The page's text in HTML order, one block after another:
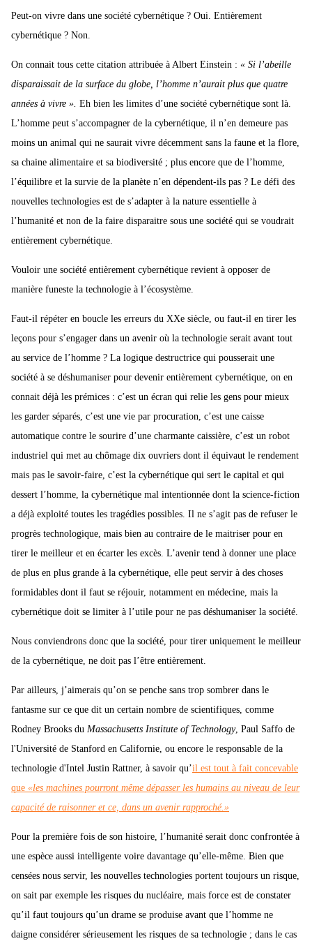
Peut-on vivre dans une société cybernétique ? Oui. Entièrement
cybernétique ? Non.
On connait tous cette citation attribuée à Albert Einstein : « Si l’abeille
disparaissait de la surface du globe, l’homme n’aurait plus que quatre
années à vivre ». Eh bien les limites d’une société cybernétique sont là.
L’homme peut s’accompagner de la cybernétique, il n’en demeure pas
moins un animal qui ne saurait vivre décemment sans la faune et la flore,
sa chaine alimentaire et sa biodiversité ; plus encore que de l’homme,
l’équilibre et la survie de la planète n’en dépendent-ils pas ? Le défi des
nouvelles technologies est de s’adapter à la nature essentielle à
l’humanité et non de la faire disparaitre sous une société qui se voudrait
entièrement cybernétique.
Vouloir une société entièrement cybernétique revient à opposer de
manière funeste la technologie à l’écosystème.
Faut-il répéter en boucle les erreurs du XXe siècle, ou faut-il en tirer les
leçons pour s’engager dans un avenir où la technologie serait avant tout
au service de l’homme ? La logique destructrice qui pousserait une
société à se déshumaniser pour devenir entièrement cybernétique, on en
connait déjà les prémices : c’est un écran qui relie les gens pour mieux
les garder séparés, c’est une vie par procuration, c’est une caisse
automatique contre le sourire d’une charmante caissière, c’est un robot
industriel qui met au chômage dix ouvriers dont il équivaut le rendement
mais pas le savoir-faire, c’est la cybernétique qui sert le capital et qui
dessert l’homme, la cybernétique mal intentionnée dont la science-fiction
a déjà exploité toutes les tragédies possibles. Il ne s’agit pas de refuser le
progrès technologique, mais bien au contraire de le maitriser pour en
tirer le meilleur et en écarter les excès. L’avenir tend à donner une place
de plus en plus grande à la cybernétique, elle peut servir à des choses
formidables dont il faut se réjouir, notamment en médecine, mais la
cybernétique doit se limiter à l’utile pour ne pas déshumaniser la société.
Nous conviendrons donc que la société, pour tirer uniquement le meilleur
de la cybernétique, ne doit pas l’être entièrement.
Par ailleurs, j’aimerais qu’on se penche sans trop sombrer dans le
fantasme sur ce que dit un certain nombre de scientifiques, comme
Rodney Brooks du Massachusetts Institute of Technology, Paul Saffo de
l'Université de Stanford en Californie, ou encore le responsable de la
technologie d'Intel Justin Rattner, à savoir qu’il est tout à fait concevable
que «les machines pourront même dépasser les humains au niveau de leur
capacité de raisonner et ce, dans un avenir rapproché.»
Pour la première fois de son histoire, l’humanité serait donc confrontée à
une espèce aussi intelligente voire davantage qu’elle-même. Bien que
censées nous servir, les nouvelles technologies portent toujours un risque,
on sait par exemple les risques du nucléaire, mais force est de constater
qu’il faut toujours qu’un drame se produise avant que l’homme ne
daigne considérer sérieusement les risques de sa technologie ; dans le cas